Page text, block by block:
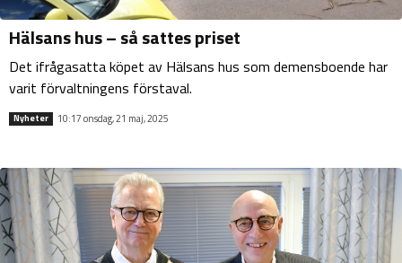
Hälsans hus – så sattes priset
Det ifrågasatta köpet av Hälsans hus som demensboende har
varit förvaltningens förstaval.
Nyheter 10:17 onsdag, 21 maj, 2025